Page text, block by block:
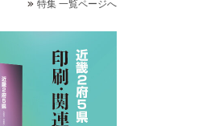
特集 一覧ページへ